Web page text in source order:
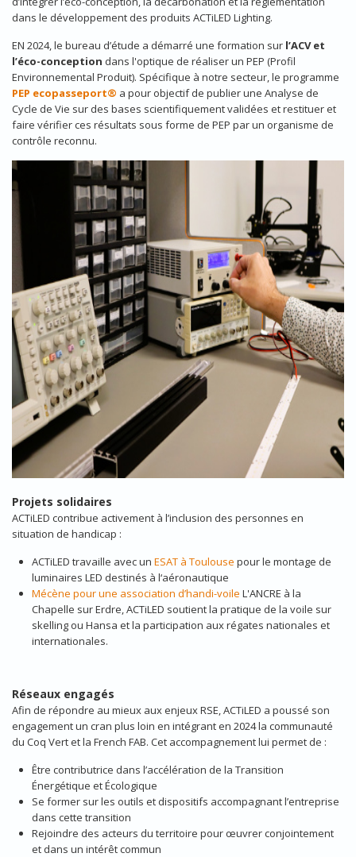
dans le développement des produits ACTiLED Lighting.
EN 2024, le bureau d’étude a démarré une formation sur l’ACV et
l’éco-conception dans l'optique de réaliser un PEP (Profil
Environnemental Produit). Spécifique à notre secteur, le programme
PEP ecopasseport® a pour objectif de publier une Analyse de
Cycle de Vie sur des bases scientifiquement validées et restituer et
faire vérifier ces résultats sous forme de PEP par un organisme de
contrôle reconnu.
Projets solidaires
ACTiLED contribue activement à l’inclusion des personnes en
situation de handicap :
ACTiLED travaille avec un ESAT à Toulouse pour le montage de
luminaires LED destinés à l‘aéronautique
Mécène pour une association d’handi-voile L'ANCRE à la
Chapelle sur Erdre, ACTiLED soutient la pratique de la voile sur
skelling ou Hansa et la participation aux régates nationales et
internationales.
Réseaux engagés
Afin de répondre au mieux aux enjeux RSE, ACTiLED a poussé son
engagement un cran plus loin en intégrant en 2024 la communauté
du Coq Vert et la French FAB. Cet accompagnement lui permet de :
Être contributrice dans l’accélération de la Transition
Énergétique et Écologique
Se former sur les outils et dispositifs accompagnant l’entreprise
dans cette transition
Rejoindre des acteurs du territoire pour œuvrer conjointement
et dans un intérêt commun